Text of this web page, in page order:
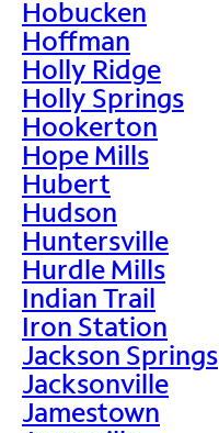
Hobucken
Hoffman
Holly Ridge
Holly Springs
Hookerton
Hope Mills
Hubert
Hudson
Huntersville
Hurdle Mills
Indian Trail
Iron Station
Jackson Springs
Jacksonville
Jamestown